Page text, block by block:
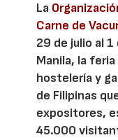
La
Carne de
29 de julio al
Manila, la
hostelería y
de Filipinas
expositores,
45.000